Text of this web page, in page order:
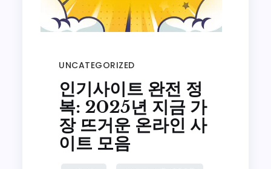
UNCATEGORIZED
인기사이트 완전 정
복: 2025년 지금 가
장 뜨거운 온라인 사
이트 모음